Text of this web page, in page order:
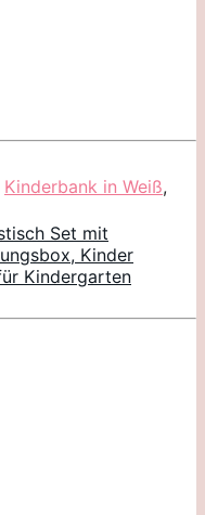
Kinderbank in Weiß,
Set mit
Kinder
Kindergarten